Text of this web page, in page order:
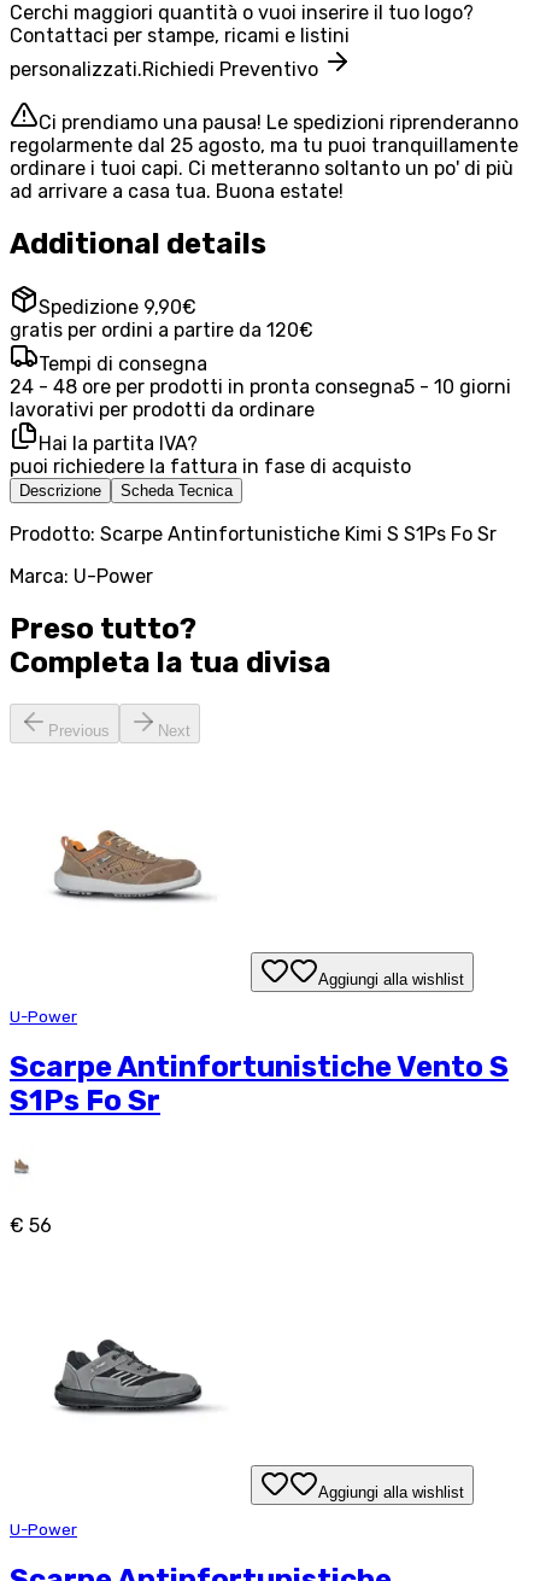
Cerchi maggiori quantità o vuoi inserire il tuo logo?
Contattaci per stampe, ricami e listini
personalizzati.Richiedi Preventivo
Ci prendiamo una pausa! Le spedizioni riprenderanno
regolarmente dal 25 agosto, ma tu puoi tranquillamente
ordinare i tuoi capi. Ci metteranno soltanto un po' di più
ad arrivare a casa tua. Buona estate!
Additional details
Spedizione 9,90€
gratis per ordini a partire da 120€
Tempi di consegna
24 - 48 ore per prodotti in pronta consegna5 - 10 giorni
lavorativi per prodotti da ordinare
Hai la partita IVA?
puoi richiedere la fattura in fase di acquisto
Descrizione Scheda Tecnica
Prodotto: Scarpe Antinfortunistiche Kimi S S1Ps Fo Sr
Marca: U-Power
Preso tutto?
Completa la tua divisa
Previous Next
Aggiungi alla wishlist
U-Power
Scarpe Antinfortunistiche Vento S
S1Ps Fo Sr
€ 56
Aggiungi alla wishlist
U-Power